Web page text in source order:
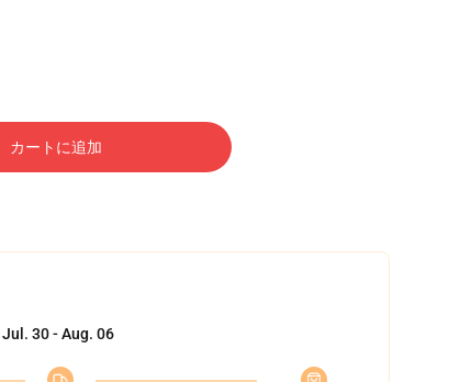
カートに追加
Jul. 30 - Aug. 06